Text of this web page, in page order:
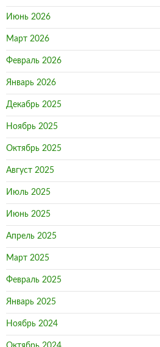
Июнь 2026
Март 2026
Февраль 2026
Январь 2026
Декабрь 2025
Ноябрь 2025
Октябрь 2025
Август 2025
Июль 2025
Июнь 2025
Апрель 2025
Март 2025
Февраль 2025
Январь 2025
Ноябрь 2024